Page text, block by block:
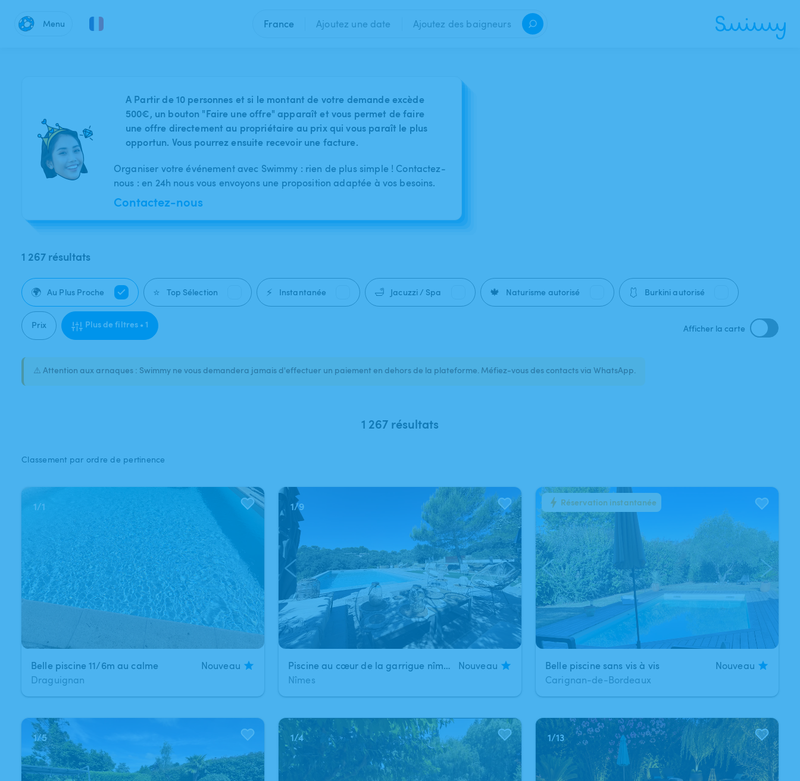
Menu France Ajoutez une date Ajoutez des baigneurs
A Partir de 10 personnes et si le montant de votre demande excède
500€, un bouton "Faire une offre" apparaît et vous permet de faire
une offre directement au propriétaire au prix qui vous paraît le plus
opportun. Vous pourrez ensuite recevoir une facture.
Organiser votre événement avec Swimmy : rien de plus simple ! Contactez-
nous : en 24h nous vous envoyons une proposition adaptée à vos besoins.
Contactez-nous
1 267 résultats
🌍 Au Plus Proche ⭐ Top Sélection ⚡ Instantanée 🛁 Jacuzzi / Spa 🍁 Naturisme autorisé 🩱 Burkini autorisé
Prix Plus de filtres • 1 Afficher la carte
⚠️ Attention aux arnaques : Swimmy ne vous demandera jamais d'effectuer un paiement en dehors de la plateforme. Méfiez-vous des contacts via WhatsApp.
1 267 résultats
Classement par ordre de pertinence
1/1
Belle piscine 11/6m au calme
Nouveau
Draguignan
1/9
Piscine au cœur de la garrigue nîmoise
Nouveau
Nîmes
1/2
Belle piscine sans vis à vis
Nouveau
Carignan-de-Bordeaux
Réservation instantanée
1/5 1/4 1/13